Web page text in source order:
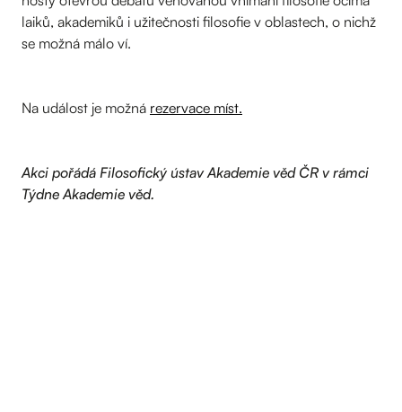
laiků, akademiků i užitečnosti filosofie v oblastech, o nichž
se možná málo ví.
Na událost je možná rezervace míst.
Akci pořádá Filosofický ústav Akademie věd ČR v rámci
Týdne Akademie věd.